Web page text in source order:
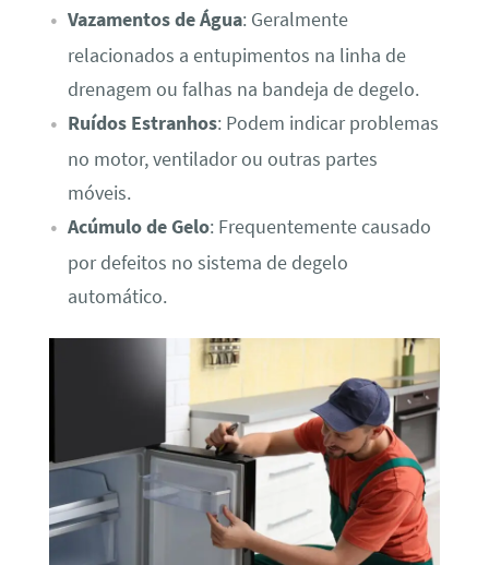
Vazamentos de Água: Geralmente
relacionados a entupimentos na linha de
drenagem ou falhas na bandeja de degelo.
Ruídos Estranhos: Podem indicar problemas
no motor, ventilador ou outras partes
móveis.
Acúmulo de Gelo: Frequentemente causado
por defeitos no sistema de degelo
automático.